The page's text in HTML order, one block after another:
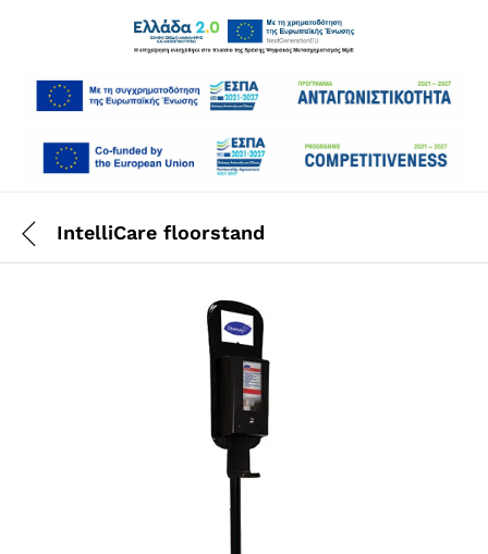
IntelliCare floorstand